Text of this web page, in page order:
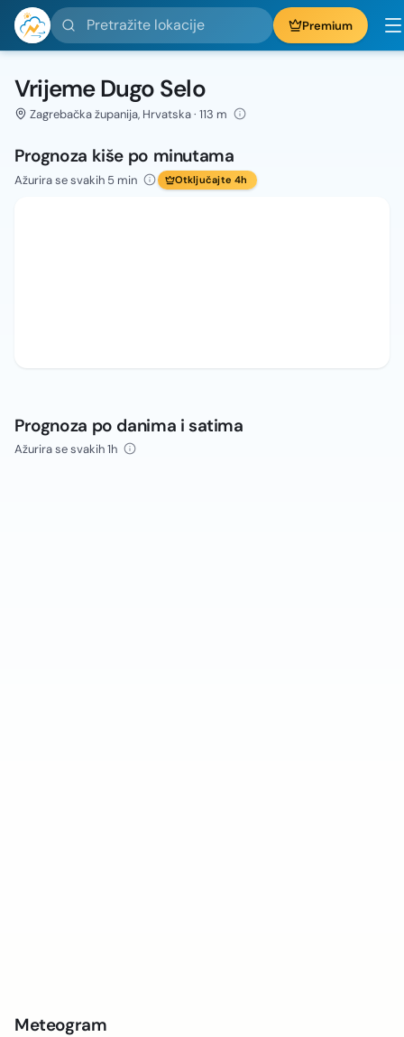
Pretražite lokacije Premium
Vrijeme Dugo Selo
Zagrebačka županija, Hrvatska · 113 m
Prognoza kiše po minutama
Ažurira se svakih 5 min Otključajte 4h
Prognoza po danima i satima
Ažurira se svakih 1h
Meteogram